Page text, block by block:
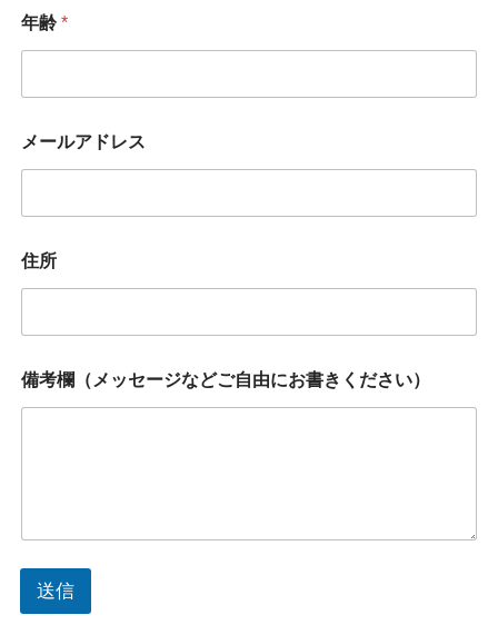
名
前
ア
ド
レ
年
年齢 *
メールアドレス
住所
備考欄（メッセージなどご自由にお書きください）
送信